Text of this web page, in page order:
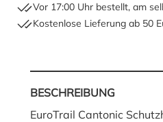
Vor 17:00 Uhr bestellt, am
Kostenlose Lieferung ab 50
BESCHREIBUNG
EuroTrail Cantonic